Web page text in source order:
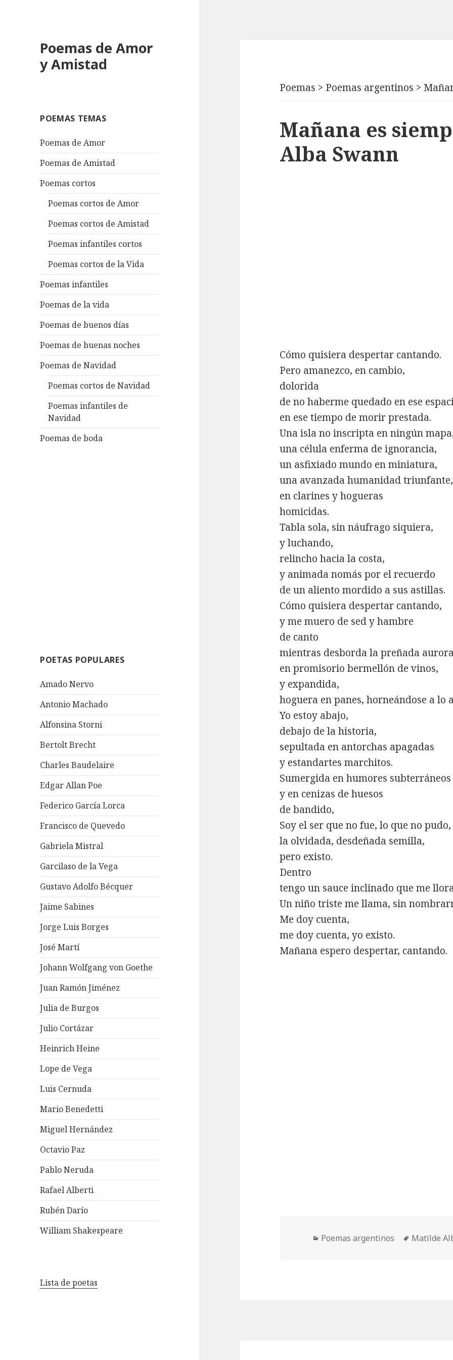
Poemas de Amor
y Amistad
POEMAS TEMAS
Poemas de Amor
Poemas de Amistad
Poemas cortos
Poemas cortos de Amor
Poemas cortos de Amistad
Poemas infantiles cortos
Poemas cortos de la Vida
Poemas infantiles
Poemas de la vida
Poemas de buenos días
Poemas de buenas noches
Poemas de Navidad
Poemas cortos de Navidad
Poemas infantiles de
Navidad
Poemas de boda
POETAS POPULARES
Amado Nervo
Antonio Machado
Alfonsina Storni
Bertolt Brecht
Charles Baudelaire
Edgar Allan Poe
Federico García Lorca
Francisco de Quevedo
Gabriela Mistral
Garcilaso de la Vega
Gustavo Adolfo Bécquer
Jaime Sabines
Jorge Luis Borges
José Martí
Johann Wolfgang von Goethe
Juan Ramón Jiménez
Julia de Burgos
Julio Cortázar
Heinrich Heine
Lope de Vega
Luis Cernuda
Mario Benedetti
Miguel Hernández
Octavio Paz
Pablo Neruda
Rafael Alberti
Rubén Darío
William Shakespeare
Lista de poetas
Poemas > Poemas argentinos >
Mañana es
Alba Swann
Cómo quisiera despertar cantando.
Pero amanezco, en cambio,
dolorida
de no haberme quedado en ese
en ese tiempo de morir prestada.
Una isla no inscripta en ningún
una célula enferma de ignorancia,
un asfixiado mundo en miniatura,
una avanzada humanidad triunfante,
en clarines y hogueras
homicidas.
Tabla sola, sin náufrago siquiera,
y luchando,
relincho hacia la costa,
y animada nomás por el recuerdo
de un aliento mordido a sus astillas.
Cómo quisiera despertar cantando,
y me muero de sed y hambre
de canto
mientras desborda la preñada
en promisorio bermellón de vinos,
y expandida,
hoguera en panes, horneándose a lo
Yo estoy abajo,
debajo de la historia,
sepultada en antorchas apagadas
y estandartes marchitos.
Sumergida en humores subterráneos
y en cenizas de huesos
de bandido,
Soy el ser que no fue, lo que no pudo,
la olvidada, desdeñada semilla,
pero existo.
Dentro
tengo un sauce inclinado que me
Un niño triste me llama, sin
Me doy cuenta,
me doy cuenta, yo existo.
Mañana espero despertar, cantando.
Categorías
Poemas argentinos Etiquetas
Matilde